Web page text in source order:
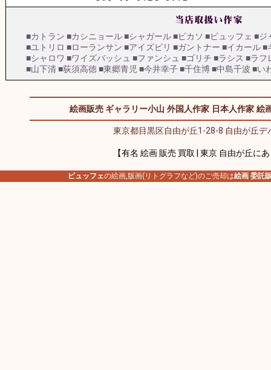
■カトラン ■カシニョール■シャガール■ピカソ ■ビュッフェ ■ジ
■ユトリロ ■ローランサン ■アイズピリ ■ガントナー ■イカール■
■シャロワ ■ワイズバッシュ ■ファンシュ ■ゴリチ ■ラシス ■ラフ
■山下清■荻須高徳■東郷青児 ■今井幸子■千住博■中島千波 ■い
絵画販売 ギャラリー小山 外国人作家 日本人作家 絵
東京都目黒区自由が丘1-28-8 自由が丘デ
【有名 絵画 販売 買取 | 東京 自由が丘に
ビュッフェの絵画,版画(リトグラフなど)のご売却は絵画 委託